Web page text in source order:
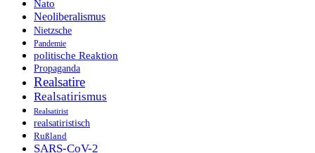
Nato
Neoliberalismus
Nietzsche
Pandemie
politische Reaktion
Propaganda
Realsatire
Realsatirismus
Realsatirist
realsatiristisch
Rußland
SARS-CoV-2